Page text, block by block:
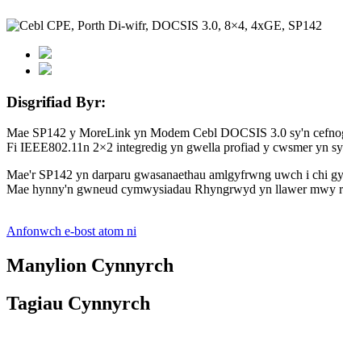
Disgrifiad Byr:
Mae SP142 y MoreLink yn Modem Cebl DOCSIS 3.0 sy'n
Fi IEEE802.11n 2×2 integredig yn gwella profiad y cwsmer yn
Mae'r SP142 yn darparu gwasanaethau amlgyfrwng uwch i chi
Mae hynny'n gwneud cymwysiadau Rhyngrwyd yn llawer mwy
Anfonwch e-bost atom ni
Manylion Cynnyrch
Tagiau Cynnyrch